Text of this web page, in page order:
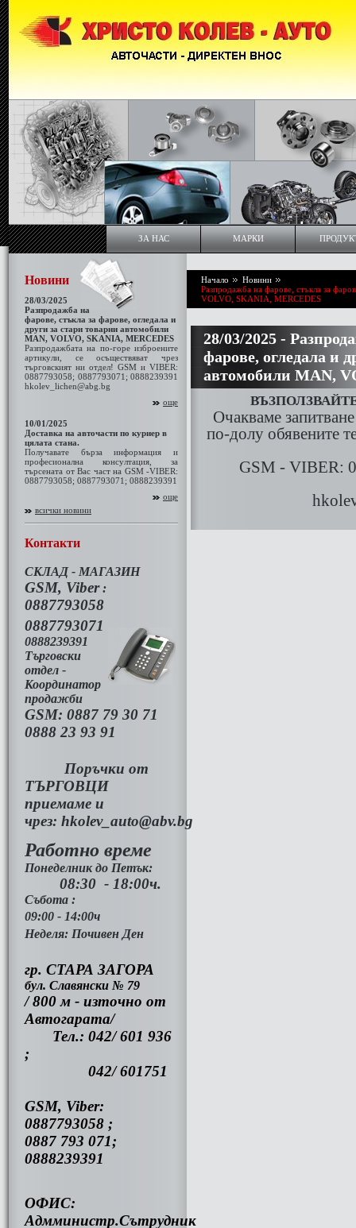
ЗА НАС МАРКИ
Новини
28/03/2025
Разпродажба на
фарове, стъкла за фаровe, огледала и
други за стари товарни автомобили
МАN, VOLVO, SKANIA, MERCEDES
Разпродажбата на по-горе изброените
артикули, се осъществяват чрез
търговският ни отдел! GSM и VIBER:
0887793058; 0887793071; 0888239391
hkolev_lichen@abg.bg
още
10/01/2025
Доставка на авточасти по куриер в
цялата стана.
Получавате бърза информация и
професионална консултация, за
търсената от Вас част на GSM -VIBER:
0887793058; 0887793071; 0888239391
още
всички новини
Контакти
СКЛАД - МАГАЗИН
GSM, Viber:
0887793058
0887793071
0888239391
Търговски
отдел -
Координатор
продажби
GSM: 0887 79 30 71
0888 23 93 91
Поръчки от
ТЪРГОВЦИ
приемаме и
чрез: hkolev_auto@abv.bg
Работно време
Понеделник до Петък:
08:30 - 18:00ч.
Събота :
09:00 - 14:00ч
Неделя: Почивен Ден
гр. СТАРА ЗАГОРА
бул. Славянски № 79
/ 800 м - източно от
Автогарата/
Тел.: 042/ 601 936
;
042/ 601751
GSM, Viber:
0887793058 ;
0887 793 071;
0888239391
ОФИС:
Адмминистр.Сътрудник
Начало
Новини
Разпродажба на фарове, стъкла за
VOLVO, SKANIA, MERCEDES
28/03/2025 -
фаровe, огледала и
автомобили МАN,
Очакваме
по-долу обявените
GSM - VIBER: